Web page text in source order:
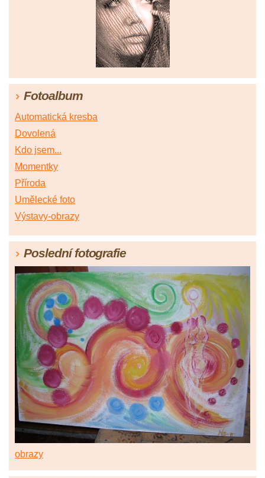
Fotoalbum
Automatická kresba
Dovolená
Kdo jsem...
Momentky
Příroda
Umělecké foto
Výstavy-obrazy
Poslední fotografie
obrazy